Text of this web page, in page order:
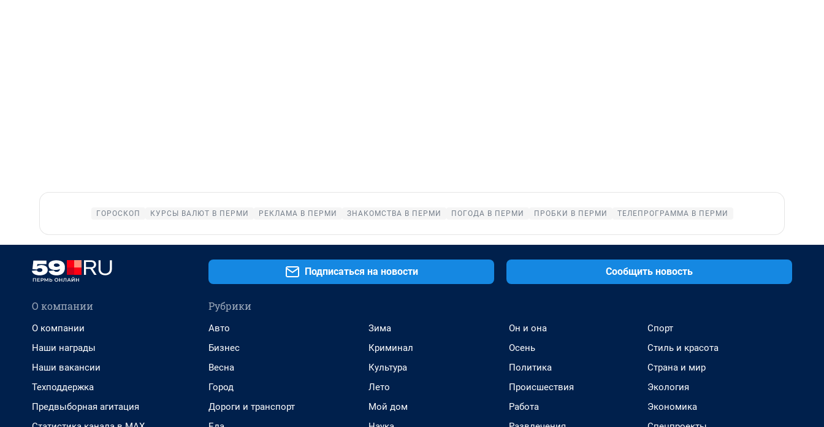
ГОРОСКОП КУРСЫ ВАЛЮТ В ПЕРМИ РЕКЛАМА В ПЕРМИ ЗНАКОМСТВА В ПЕРМИ ПОГОДА В ПЕРМИ ПРОБКИ В ПЕРМИ ТЕЛЕПРОГРАММА В ПЕРМИ
Подписаться на новости Сообщить новость
О компании
О компании
Наши награды
Наши вакансии
Техподдержка
Предвыборная агитация
Рубрики
Авто
Бизнес
Весна
Город
Дороги и транспорт
Зима
Криминал
Культура
Лето
Мой дом
Он и она
Осень
Политика
Происшествия
Работа
Спорт
Стиль и красота
Страна и мир
Экология
Экономика